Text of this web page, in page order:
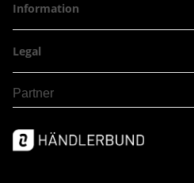
Information
Legal
Partner